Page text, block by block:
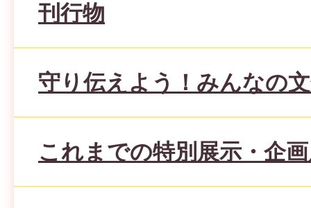
刊行物
守り伝えよう！みんなの
これまでの特別展示・企